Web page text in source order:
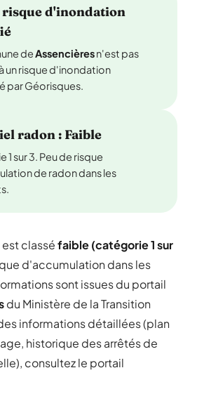
d'inondation
deAssencièresn'est pas
un risque d'inondation
par Géorisques.
radon : Faible
1 sur 3. Peu de risque
de radon dans les
classéfaible (catégorie 1 sur
d'accumulation dans les
sont issues du portail
du Ministère de la Transition
informations détaillées (plan
historique des arrêtés de
consultez le portail